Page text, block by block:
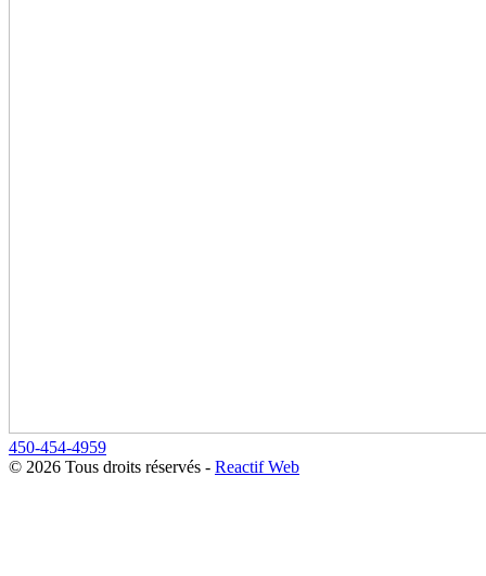
450-454-4959
© 2026 Tous droits réservés - Reactif Web